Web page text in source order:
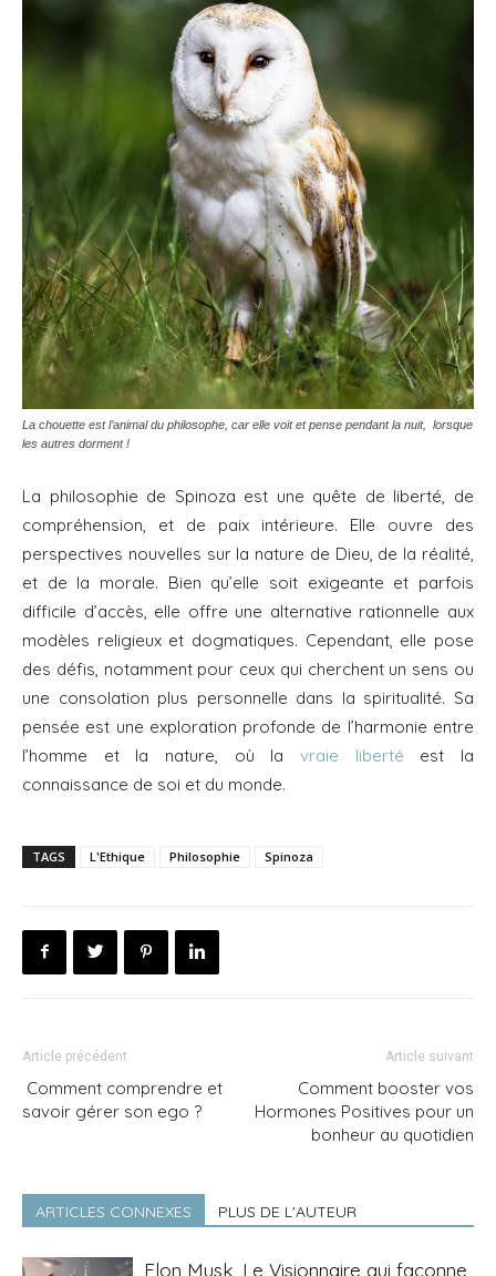
La chouette est l’animal du philosophe, car elle voit et pense pendant la nuit, lorsque
les autres dorment !
La philosophie de Spinoza est une quête de liberté, de
compréhension, et de paix intérieure. Elle ouvre des
perspectives nouvelles sur la nature de Dieu, de la réalité,
et de la morale. Bien qu’elle soit exigeante et parfois
difficile d’accès, elle offre une alternative rationnelle aux
modèles religieux et dogmatiques. Cependant, elle pose
des défis, notamment pour ceux qui cherchent un sens ou
une consolation plus personnelle dans la spiritualité. Sa
pensée est une exploration profonde de l’harmonie entre
l’homme et la nature, où la vraie liberté est la
connaissance de soi et du monde.
TAGS L'Ethique Philosophie Spinoza
Article précédent
Comment comprendre et
savoir gérer son ego ?
Article suivant
Comment booster vos
Hormones Positives pour un
bonheur au quotidien
ARTICLES CONNEXES PLUS DE L'AUTEUR
Elon Musk, Le Visionnaire qui façonne